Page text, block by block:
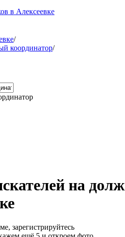
в Алексеевке
/
координатор/
на
зарегистрируйтесь